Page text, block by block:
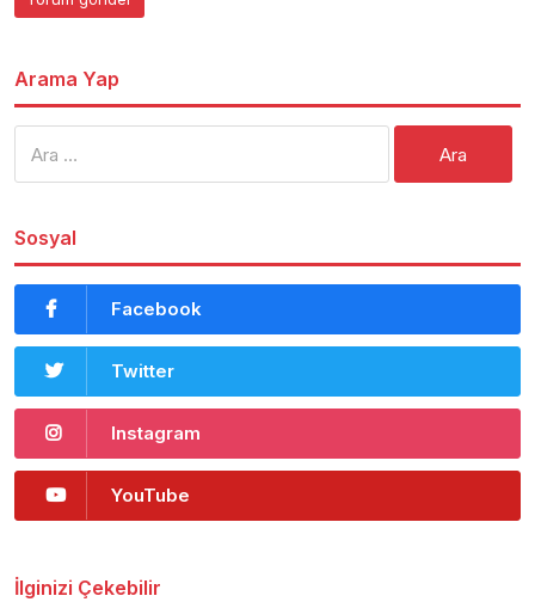
Arama Yap
Sosyal
Facebook
Twitter
Instagram
YouTube
İlginizi Çekebilir